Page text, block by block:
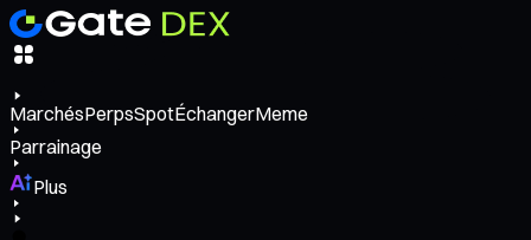
MarchésPerpsSpotÉchangerMeme
Parrainage
Plus